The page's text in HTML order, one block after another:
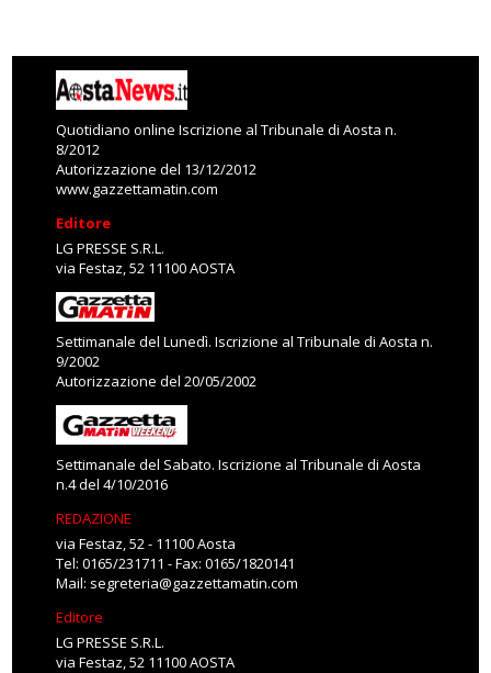
Quotidiano online Iscrizione al Tribunale di Aosta n.
8/2012
Autorizzazione del 13/12/2012
www.gazzettamatin.com
Editore
LG PRESSE S.R.L.
via Festaz, 52 11100 AOSTA
Settimanale del Lunedì. Iscrizione al Tribunale di Aosta n.
9/2002
Autorizzazione del 20/05/2002
Settimanale del Sabato. Iscrizione al Tribunale di Aosta
n.4 del 4/10/2016
REDAZIONE
via Festaz, 52 - 11100 Aosta
Tel: 0165/231711 - Fax: 0165/1820141
Mail: segreteria@gazzettamatin.com
Editore
LG PRESSE S.R.L.
via Festaz, 52 11100 AOSTA